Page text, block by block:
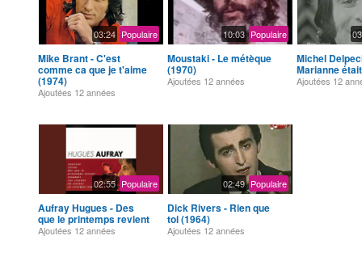
03:24 Populaire
Mike Brant - C'est
comme ca que je t'aime
(1974)
Ajoutées 12 années
10:03 Populaire
Moustaki - Le métèque
(1970)
Ajoutées 12 années
Michel
Marianne
Ajoutées 12
02:55 Populaire
Aufray Hugues - Des
que le printemps revient
Ajoutées 12 années
02:49 Populaire
Dick Rivers - Rien que
toi (1964)
Ajoutées 12 années